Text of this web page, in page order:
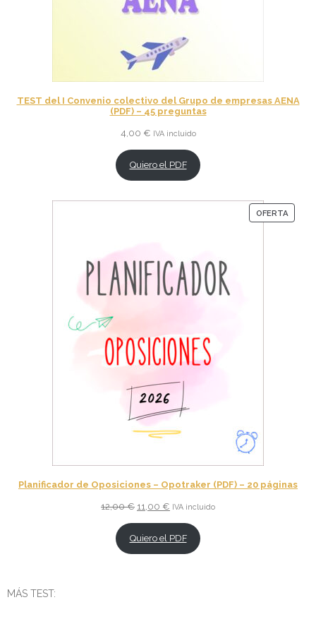
TEST del I Convenio colectivo del Grupo de empresas AENA
(PDF) – 45 preguntas
4,00 € IVA incluido
Quiero el PDF
OFERTA
Planificador de Oposiciones – Opotraker (PDF) – 20 páginas
12,00€ El
precio
original
era:
11,00 € El
precio
actual
es:
IVA incluido
Quiero el PDF
MÁS TEST: